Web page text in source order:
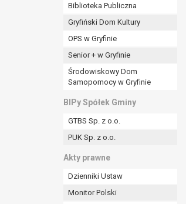
Biblioteka Publiczna
Gryfiński Dom Kultury
OPS w Gryfinie
Senior + w Gryfinie
Środowiskowy Dom
Samopomocy w Gryfinie
BIPy Spółek Gminy
GTBS Sp. z o.o.
PUK Sp. z o.o.
Akty prawne
Dzienniki Ustaw
Monitor Polski
trzecią.
chyba że wykaże
lub podstaw do
przysługuje Pani/Panu
przed jej cofnięciem.
administratora.